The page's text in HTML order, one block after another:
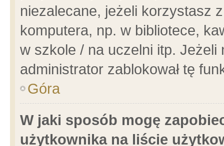
niezalecane, jeżeli korzystasz
komputera, np. w bibliotece,
w szkole / na uczelni itp.
administrator zablokował tę
Góra
W jaki sposób mogę
użytkownika na liście